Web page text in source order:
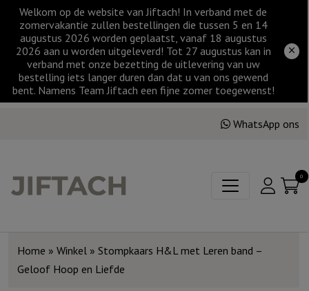
Welkom op de website van Jiftach! In verband met de
zomervakantie zullen bestellingen die tussen 5 en 14
augustus 2026 worden geplaatst, vanaf 18 augustus
2026 aan u worden uitgeleverd! Tot 27 augustus kan in
verband met onze bezetting de uitlevering van uw
bestelling iets langer duren dan dat u van ons gewend
bent. Namens Team Jiftach een fijne zomer toegewenst!
WhatsApp ons
0
Home » Winkel » Stompkaars H&L met Leren band –
Geloof Hoop en Liefde